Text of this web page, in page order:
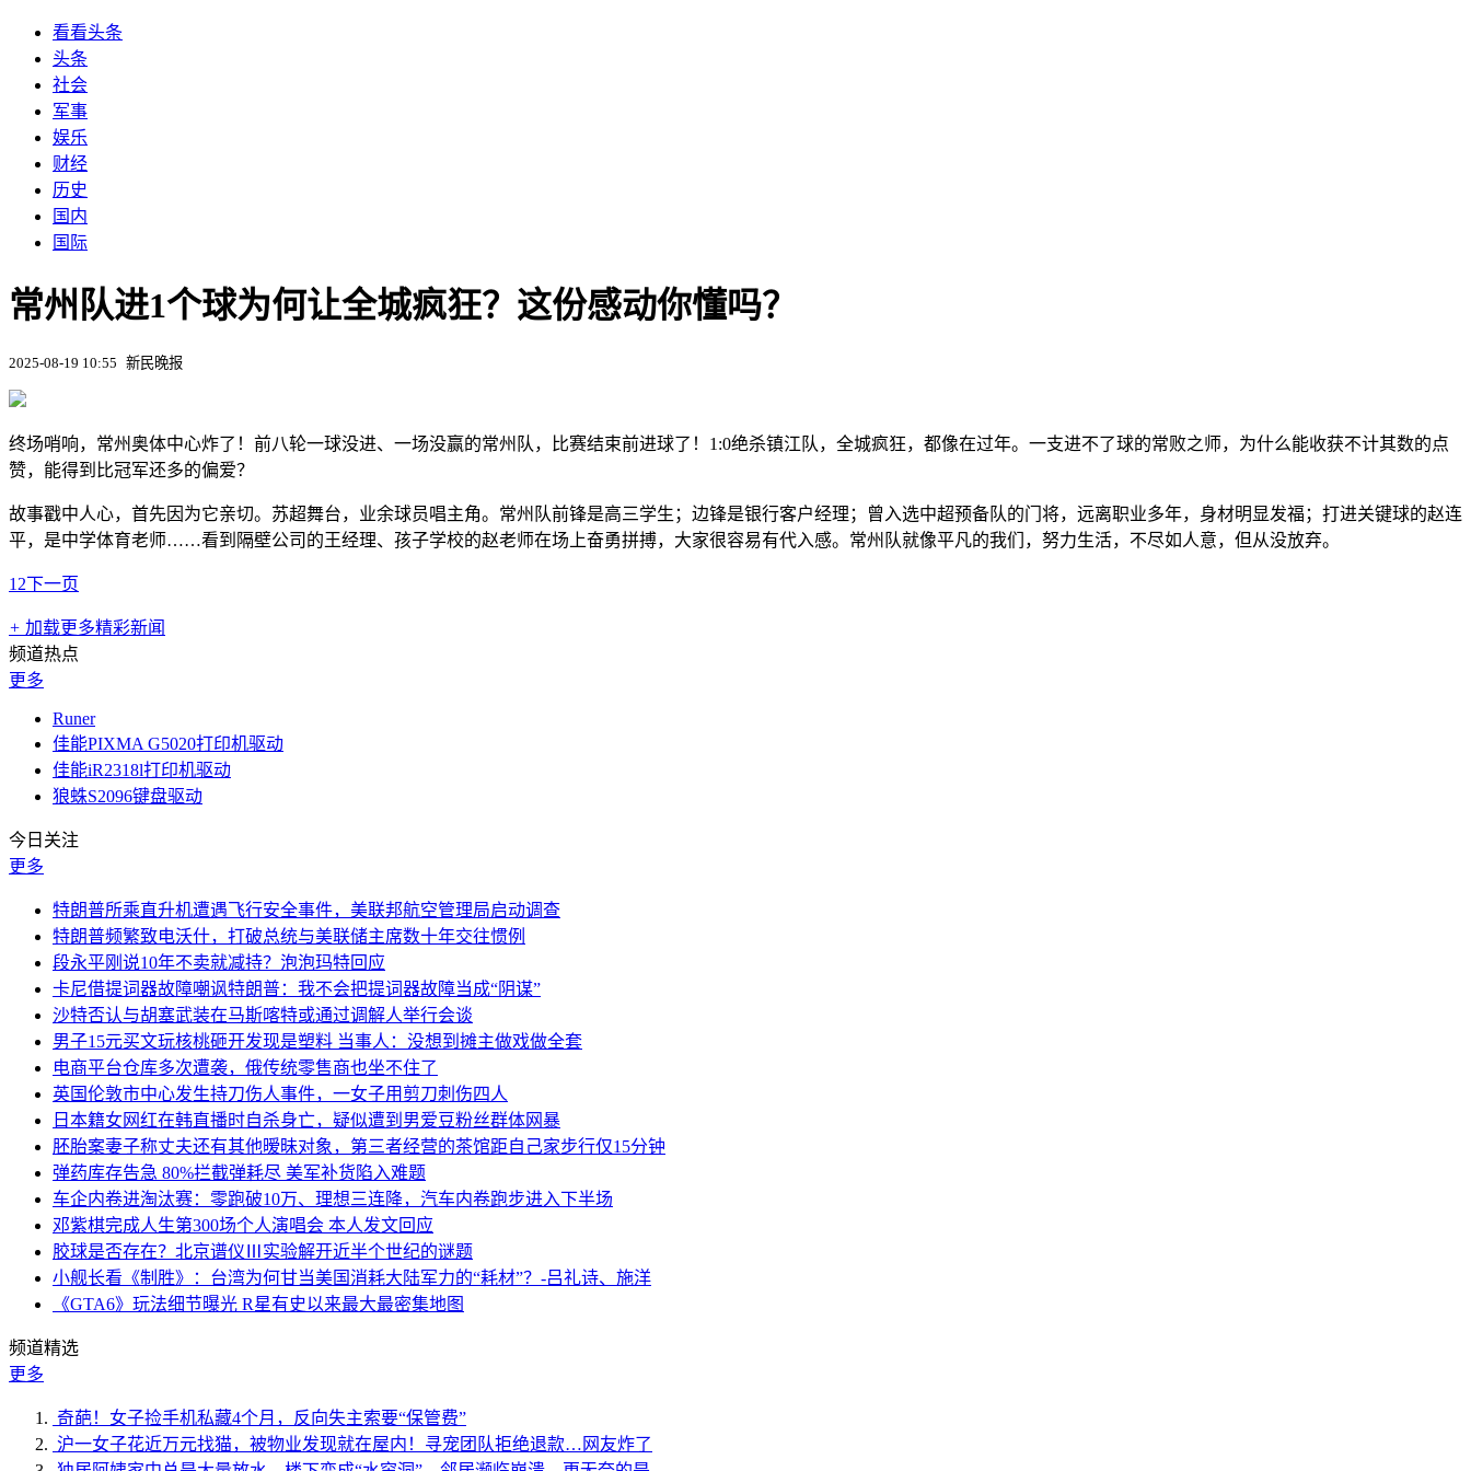
看看头条
头条
社会
军事
娱乐
财经
历史
国内
国际
常州队进1个球为何让全城疯狂？这份感动你懂吗？
2025-08-19 10:55 新民晚报
终场哨响，常州奥体中心炸了！前八轮一球没进、一场没赢的常州队，比赛结束前进球了！1:0绝杀镇江队，全城疯狂，都像在过年。一支进不了球的常败之师，为什么能收获不计其数的点
赞，能得到比冠军还多的偏爱？
故事戳中人心，首先因为它亲切。苏超舞台，业余球员唱主角。常州队前锋是高三学生；边锋是银行客户经理；曾入选中超预备队的门将，远离职业多年，身材明显发福；打进关键球的赵连
平，是中学体育老师……看到隔壁公司的王经理、孩子学校的赵老师在场上奋勇拼搏，大家很容易有代入感。常州队就像平凡的我们，努力生活，不尽如人意，但从没放弃。
1 2下一页
+ 加载更多精彩新闻
频道热点
更多
Runer
佳能PIXMA G5020打印机驱动
佳能iR2318l打印机驱动
狼蛛S2096键盘驱动
今日关注
更多
特朗普所乘直升机遭遇飞行安全事件，美联邦航空管理局启动调查
特朗普频繁致电沃什，打破总统与美联储主席数十年交往惯例
段永平刚说10年不卖就减持？泡泡玛特回应
卡尼借提词器故障嘲讽特朗普：我不会把提词器故障当成“阴谋”
沙特否认与胡塞武装在马斯喀特或通过调解人举行会谈
男子15元买文玩核桃砸开发现是塑料 当事人：没想到摊主做戏做全套
电商平台仓库多次遭袭，俄传统零售商也坐不住了
英国伦敦市中心发生持刀伤人事件，一女子用剪刀刺伤四人
日本籍女网红在韩直播时自杀身亡，疑似遭到男爱豆粉丝群体网暴
胚胎案妻子称丈夫还有其他暧昧对象，第三者经营的茶馆距自己家步行仅15分钟
弹药库存告急 80%拦截弹耗尽 美军补货陷入难题
车企内卷进淘汰赛：零跑破10万、理想三连降，汽车内卷跑步进入下半场
邓紫棋完成人生第300场个人演唱会 本人发文回应
胶球是否存在？北京谱仪Ⅲ实验解开近半个世纪的谜题
小舰长看《制胜》：台湾为何甘当美国消耗大陆军力的“耗材”？-吕礼诗、施洋
《GTA6》玩法细节曝光 R星有史以来最大最密集地图
频道精选
更多
奇葩！女子捡手机私藏4个月，反向失主索要“保管费”
沪一女子花近万元找猫，被物业发现就在屋内！寻宠团队拒绝退款…网友炸了